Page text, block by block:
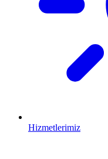
Hizmetlerimiz